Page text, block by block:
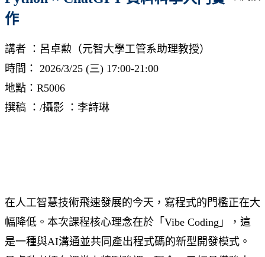
作
講者 ：呂卓勲（元智大學工管系助理教授）
時間： 2026/3/25 (三) 17:00-21:00
地點：R5006
撰稿 ：/攝影 ：李詩琳
在人工智慧技術飛速發展的今天，寫程式的門檻正在大
幅降低。本次課程核心理念在於「Vibe Coding」，這
是一種與AI溝通並共同產出程式碼的新型開發模式。